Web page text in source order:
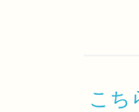
こち